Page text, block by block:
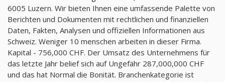
6005 Luzern. Wir bieten Ihnen eine umfassende Palette von
Berichten und Dokumenten mit rechtlichen und finanziellen
Daten, Fakten, Analysen und offiziellen Informationen aus
Schweiz. Weniger 10 menschen arbeiten in dieser Firma.
Kapital - 756,000 CHF. Der Umsatz des Unternehmens für
das letzte Jahr belief sich auf Ungefähr 287,000,000 CHF
und das hat Normal die Bonität. Branchenkategorie ist